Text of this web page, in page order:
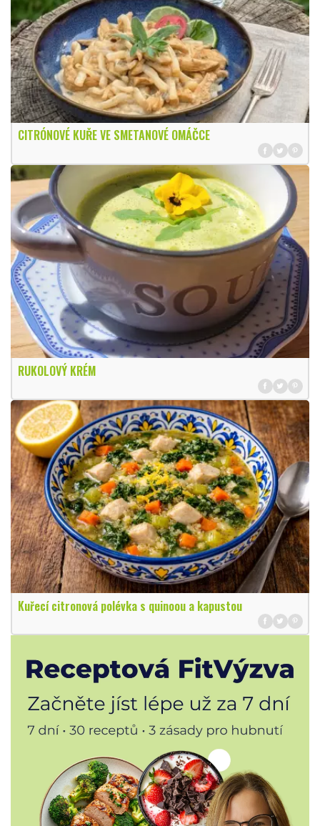
CITRÓNOVÉ KUŘE VE SMETANOVÉ OMÁČCE
RUKOLOVÝ KRÉM
Kuřecí citronová polévka s quinoou a kapustou